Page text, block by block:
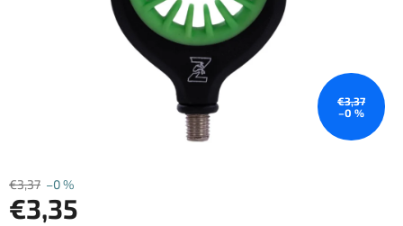
€3,37
–0 %
€3,37 –0 %
€3,35